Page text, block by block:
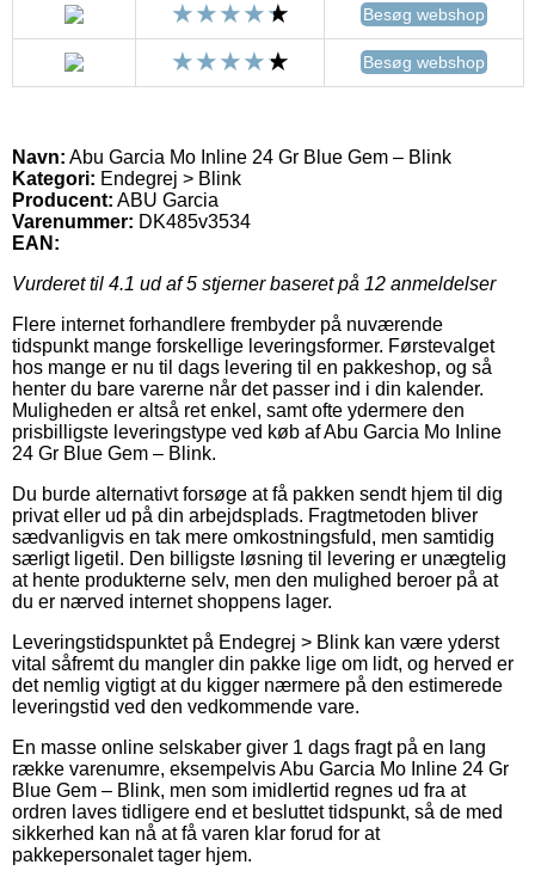
Besøg webshop
Besøg webshop
Navn: Abu Garcia Mo Inline 24 Gr Blue Gem – Blink
Kategori: Endegrej > Blink
Producent: ABU Garcia
Varenummer: DK485v3534
EAN:
Vurderet til 4.1 ud af 5 stjerner baseret på 12 anmeldelser
Flere internet forhandlere frembyder på nuværende
tidspunkt mange forskellige leveringsformer. Førstevalget
hos mange er nu til dags levering til en pakkeshop, og så
henter du bare varerne når det passer ind i din kalender.
Muligheden er altså ret enkel, samt ofte ydermere den
prisbilligste leveringstype ved køb af Abu Garcia Mo Inline
24 Gr Blue Gem – Blink.
Du burde alternativt forsøge at få pakken sendt hjem til dig
privat eller ud på din arbejdsplads. Fragtmetoden bliver
sædvanligvis en tak mere omkostningsfuld, men samtidig
særligt ligetil. Den billigste løsning til levering er unægtelig
at hente produkterne selv, men den mulighed beroer på at
du er nærved internet shoppens lager.
Leveringstidspunktet på Endegrej > Blink kan være yderst
vital såfremt du mangler din pakke lige om lidt, og herved er
det nemlig vigtigt at du kigger nærmere på den estimerede
leveringstid ved den vedkommende vare.
En masse online selskaber giver 1 dags fragt på en lang
række varenumre, eksempelvis Abu Garcia Mo Inline 24 Gr
Blue Gem – Blink, men som imidlertid regnes ud fra at
ordren laves tidligere end et besluttet tidspunkt, så de med
sikkerhed kan nå at få varen klar forud for at
pakkepersonalet tager hjem.